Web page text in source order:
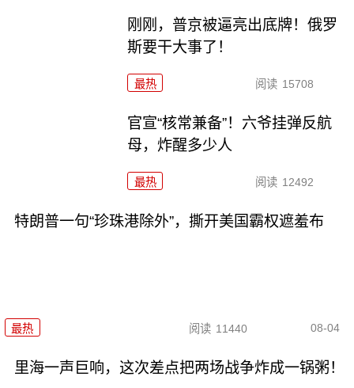
刚刚，普京被逼亮出底牌！俄罗
斯要干大事了！
最热 阅读 15708
官宣“核常兼备”！六爷挂弹反航
母，炸醒多少人
最热 阅读 12492
特朗普一句“珍珠港除外”，撕开美国霸权遮羞布
最热 阅读 11440 08-04
里海一声巨响，这次差点把两场战争炸成一锅粥！